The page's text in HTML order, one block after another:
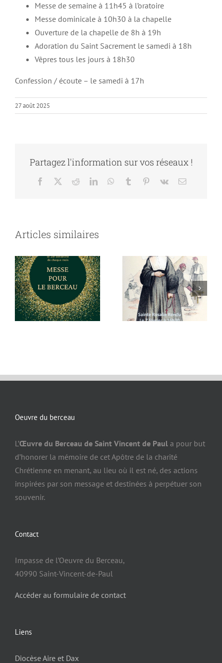
Messe de semaine à 11h45 à l’oratoire
Messe dominicale à 10h30 à la chapelle
Ouverture de la chapelle de 8h à 19h
Adoration du Saint Sacrement le samedi à 18h
Vêpres tous les jours à 18h30
Confession / écoute – le samedi à 17h
27 août 2025
Partagez l'information sur vos réseaux !
Facebook RedditLinkedInWhatsApp
Tumblr Pinterest
Vk Email
Articles similaires
Un Temps de
Berceau de
de Paul
personnes
au Berceau
Oeuvre du berceau
L’Œuvre du Berceau de Saint Vincent de Paul a pour but
d’honorer la mémoire de cet Apôtre de la charité
Chrétienne en menant, au lieu où il est né, des actions
inspirées par son message et destinées à perpétuer son
souvenir.
Contact
Impasse de l’Oeuvre du Berceau,
40990 Saint-Vincent-de-Paul
Accéder au formulaire de contact
Liens
Diocèse Aire et Dax